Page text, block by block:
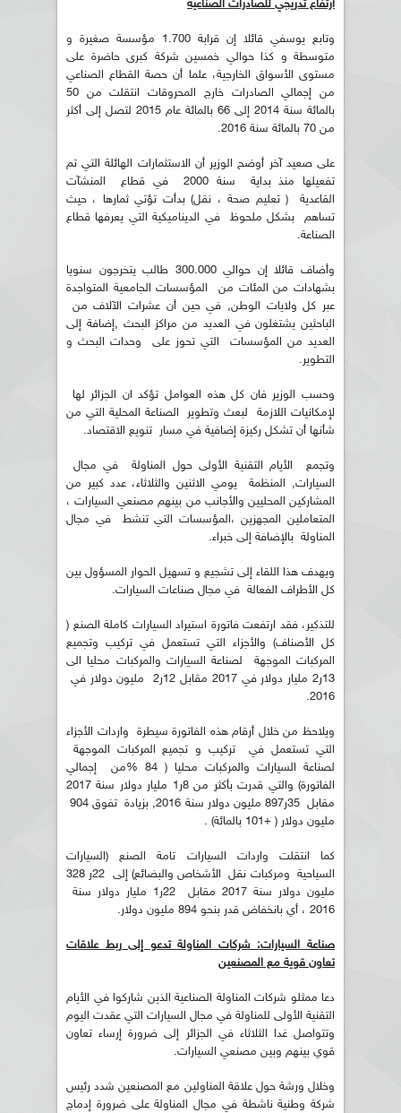
ارتفاع تدريجي للصادرات الصناعية
وتابع يوسفي قائلا إن قرابة 1.700 مؤسسة صغيرة و
متوسطة و كذا حوالي خمسين شركة كبرى حاضرة على
مستوى الأسواق الخارجية، علما أن حصة القطاع الصناعي
من إجمالي الصادرات خارج المحروقات انتقلت من 50
بالمائة سنة 2014 إلى 66 بالمائة عام 2015 لتصل إلى أكثر
من 70 بالمائة سنة 2016.
على صعيد آخر أوضح الوزير أن الاستثمارات الهائلة التي تم
تفعيلها منذ بداية سنة 2000 في قطاع المنشآت
القاعدية ( تعليم صحة ، نقل) بدأت تؤتي ثمارها ، حيث
تساهم بشكل ملحوظ في الديناميكية التي يعرفها قطاع
الصناعة.
وأضاف قائلا إن حوالي 300.000 طالب يتخرجون سنويا
بشهادات من المئات من المؤسسات الجامعية المتواجدة
عبر كل ولايات الوطن, في حين أن عشرات الآلاف من
الباحثين يشتغلون في العديد من مراكز البحث ,إضافة إلى
العديد من المؤسسات التي تحوز على وحدات البحث و
التطوير.
وحسب الوزير فان كل هذه العوامل تؤكد ان الجزائر لها
لإمكانيات اللازمة لبعث وتطوير الصناعة المحلية التي من
شأنها أن تشكل ركيزة إضافية في مسار تنويع الاقتصاد.
وتجمع الأيام التقنية الأولى حول المناولة في مجال
السيارات, المنظمة يومي الاثنين والثلاثاء، عدد كبير من
المشاركين المحليين والأجانب من بينهم مصنعي السيارات ،
المتعاملين المجهزين ،المؤسسات التي تنشط في مجال
المناولة بالإضافة إلى خبراء.
ويهدف هذا اللقاء إلى تشجيع و تسهيل الحوار المسؤول بين
كل الأطراف الفعالة في مجال صناعات السيارات.
للتذكير، فقد ارتفعت فاتورة استيراد السيارات كاملة الصنع (
كل الأصناف) والأجزاء التي تستعمل في تركيب وتجميع
المركبات الموجهة لصناعة السيارات والمركبات محليا الى
13ر2 مليار دولار في 2017 مقابل 12ر2 مليون دولار في
2016.
ويلاحظ من خلال أرقام هذه الفاتورة سيطرة واردات الأجزاء
التي تستعمل في تركيب و تجميع المركبات الموجهة
لصناعة السيارات والمركبات محليا ( 84 %من إجمالي
الفاتورة) والتي قدرت بأكثر من 8ر1 مليار دولار سنة 2017
مقابل 35ر897 مليون دولار سنة 2016, بزيادة تفوق 904
مليون دولار ( +101 بالمائة) .
كما انتقلت واردات السيارات تامة الصنع (السيارات
السياحية ومركبات نقل الأشخاص والبضائع) إلى 22ر 328
مليون دولار سنة 2017 مقابل 22ر1 مليار دولار سنة
2016 ، أي بانخفاض قدر بنحو 894 مليون دولار.
صناعة السيارات: شركات المناولة تدعو إلى ربط علاقات
تعاون قوية مع المصنعين
دعا ممثلو شركات المناولة الصناعية الذين شاركوا في الأيام
التقنية الأولى للمناولة في مجال السيارات التي عقدت اليوم
وتتواصل غدا الثلاثاء في الجزائر إلى ضرورة إرساء تعاون
قوي بينهم وبين مصنعي السيارات.
وخلال ورشة حول علاقة المناولين مع المصنعين شدد رئيس
شركة وطنية ناشطة في مجال المناولة على ضرورة إدماج